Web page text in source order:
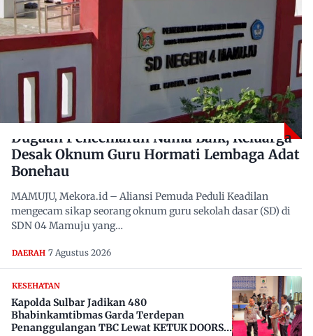
Dugaan Pencemaran Nama Baik, Keluarga
Desak Oknum Guru Hormati Lembaga Adat
Bonehau
MAMUJU, Mekora.id – Aliansi Pemuda Peduli Keadilan
mengecam sikap seorang oknum guru sekolah dasar (SD) di
SDN 04 Mamuju yang…
DAERAH 7 Agustus 2026
KESEHATAN
Kapolda Sulbar Jadikan 480
Bhabinkamtibmas Garda Terdepan
Penanggulangan TBC Lewat KETUK DOORS